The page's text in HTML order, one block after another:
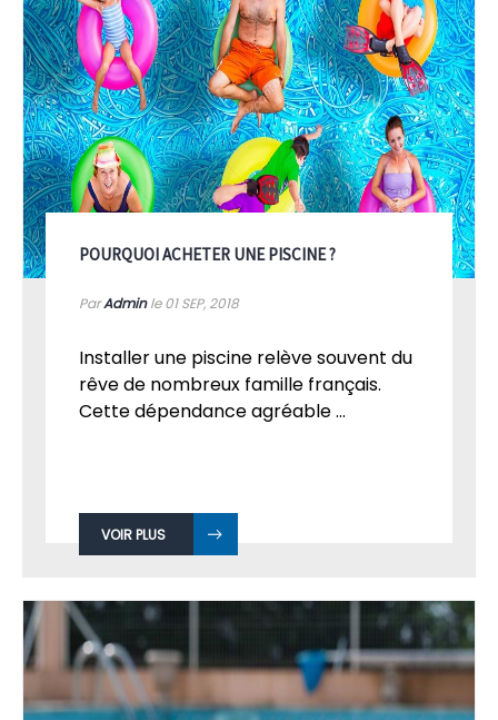
POURQUOI ACHETER UNE PISCINE ?
ParAdminle 01SEP, 2018
Installer une piscine relève souvent du
rêve de nombreux famille français.
Cette dépendance agréable ...
VOIR PLUS